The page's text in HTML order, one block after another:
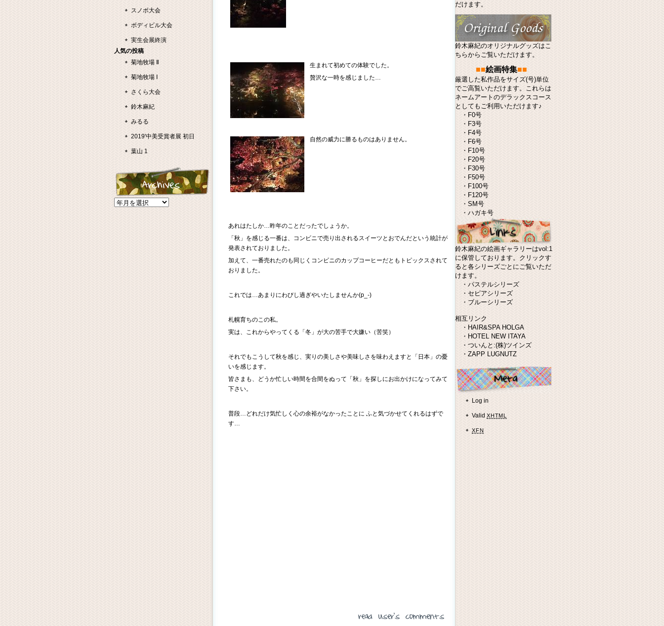
スノボ大会
ボディビル大会
実生会展終演
人気の投稿
菊地牧場 Ⅱ
菊地牧場 Ⅰ
さくら大会
鈴木麻紀
みるる
2019'中美受賞者展 初日
葉山 1
生まれて初めての体験でした。
贅沢な一時を感じました…
自然の威力に勝るものはありません。
あれはたしか…昨年のことだったでしょうか。
「秋」を感じる一番は、コンビニで売り出されるスイーツとおでんだという統計が
発表されておりました。
加えて、一番売れたのも同じくコンビニのカップコーヒーだともトピックスされて
おりました。
これでは…あまりにわびし過ぎやいたしませんか(p_-)
札幌育ちのこの私。
実は、これからやってくる「冬」が大の苦手で大嫌い（苦笑）
それでもこうして秋を感じ、実りの美しさや美味しさを味わえますと「日本」の憂
いを感じます。
皆さまも、どうか忙しい時間を合間をぬって「秋」を探しにお出かけになってみて
下さい。
普段…どれだけ気忙しく心の余裕がなかったことに ふと気づかせてくれるはずで
す…
だけます。
鈴木麻紀のオリジナルグッズはこ
ちらからご覧いただけます。
■■絵画特集■■
厳選した私作品をサイズ(号)単位
でご高覧いただけます。これらは
ネームアート のデラックスコース
としてもご利用いただけます♪
・ F0号
・ F3号
・ F4号
・ F6号
・ F10号
・ F20号
・ F30号
・ F50号
・ F100号
・ F120号
・ SM号
・ ハガキ号
鈴木麻紀の絵画ギャラリーはvol:1
に保管しております。クリックす
ると各シリーズごとにご覧いただ
けます。
・ パステルシリーズ
・ セピアシリーズ
・ ブルーシリーズ
相互リンク
・ HAIR&SPA HOLGA
・ HOTEL NEW ITAYA
・ ついんと:(株)ツインズ
・ ZAPP LUGNUTZ
Log in
Valid XHTML
XFN